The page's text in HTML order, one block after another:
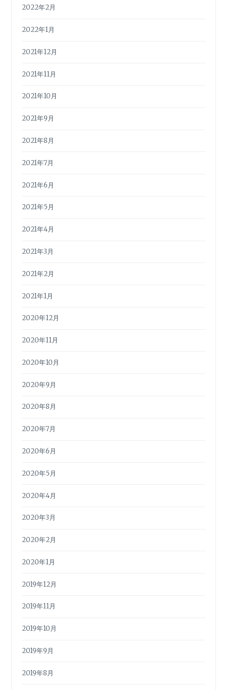
2022年2月
2022年1月
2021年12月
2021年11月
2021年10月
2021年9月
2021年8月
2021年7月
2021年6月
2021年5月
2021年4月
2021年3月
2021年2月
2021年1月
2020年12月
2020年11月
2020年10月
2020年9月
2020年8月
2020年7月
2020年6月
2020年5月
2020年4月
2020年3月
2020年2月
2020年1月
2019年12月
2019年11月
2019年10月
2019年9月
2019年8月